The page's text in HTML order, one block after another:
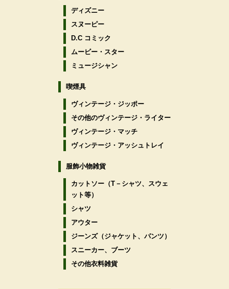
ディズニー
スヌーピー
D.C コミック
ムービー・スター
ミュージシャン
喫煙具
ヴィンテージ・ジッポー
その他のヴィンテージ・ライター
ヴィンテージ・マッチ
ヴィンテージ・アッシュトレイ
服飾小物雑貨
カットソー（T－シャツ、スウェ
ット等）
シャツ
アウター
ジーンズ（ジャケット、パンツ）
スニーカー、ブーツ
その他衣料雑貨